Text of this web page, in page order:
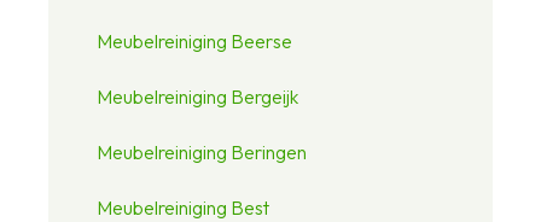
Meubelreiniging Beerse
Meubelreiniging Bergeijk
Meubelreiniging Beringen
Meubelreiniging Best